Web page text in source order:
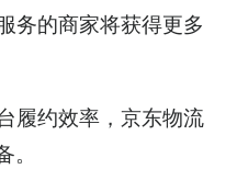
务的商家将获得更多
履约效率，京东物流